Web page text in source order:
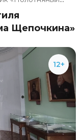
Щепочкина»
12+